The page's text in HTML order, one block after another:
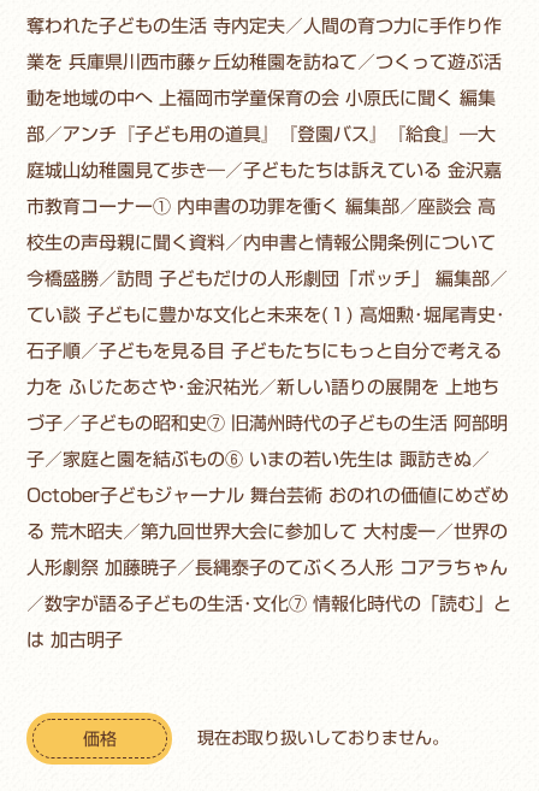
奪われた子どもの生活 寺内定夫／人間の育つ力に手作り作
業を 兵庫県川西市藤ヶ丘幼稚園を訪ねて／つくって遊ぶ活
動を地域の中へ 上福岡市学童保育の会 小原氏に聞く 編集
部／アンチ『子ども用の道具』『登園バス』『給食』―大
庭城山幼稚園見て歩き―／子どもたちは訴えている 金沢嘉
市教育コーナー① 内申書の功罪を衝く 編集部／座談会 高
校生の声母親に聞く資料／内申書と情報公開条例について
今橋盛勝／訪問 子どもだけの人形劇団「ボッチ」 編集部／
てい談 子どもに豊かな文化と未来を(１) 高畑勲･堀尾青史･
石子順／子どもを見る目 子どもたちにもっと自分で考える
力を ふじたあさや･金沢祐光／新しい語りの展開を 上地ち
づ子／子どもの昭和史⑦ 旧満州時代の子どもの生活 阿部明
子／家庭と園を結ぶもの⑥ いまの若い先生は 諏訪きぬ／
October子どもジャーナル 舞台芸術 おのれの価値にめざめ
る 荒木昭夫／第九回世界大会に参加して 大村虔一／世界の
人形劇祭 加藤暁子／長縄泰子のてぶくろ人形 コアラちゃん
／数字が語る子どもの生活･文化⑦ 情報化時代の「読む」と
は 加古明子
価格 現在お取り扱いしておりません。